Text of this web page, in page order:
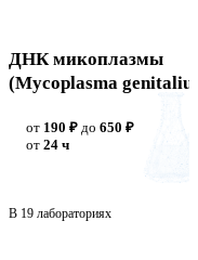
ДНК микоплазмы
(Mycoplasma
от 190 ₽ до 650 ₽
от 24 ч
В 19 лабораториях